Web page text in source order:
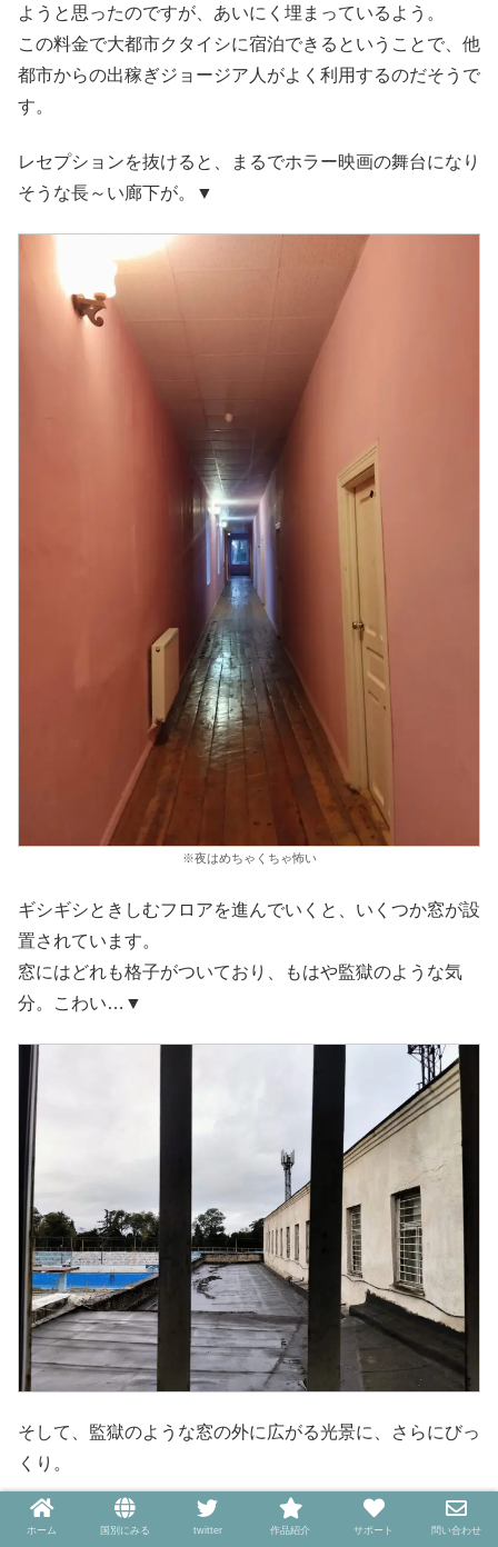
ようと思ったのですが、あいにく埋まっているよう。
この料金で大都市クタイシに宿泊できるということで、他
都市からの出稼ぎジョージア人がよく利用するのだそうで
す。
レセプションを抜けると、まるでホラー映画の舞台になり
そうな長～い廊下が。▼
※夜はめちゃくちゃ怖い
ギシギシときしむフロアを進んでいくと、いくつか窓が設
置されています。
窓にはどれも格子がついており、もはや監獄のような気
分。こわい…▼
そして、監獄のような窓の外に広がる光景に、さらにびっ
くり。
巨大なプールが設置されているのです。
ホーム 国別にみる twitter 作品紹介 サポート 問い合わせ